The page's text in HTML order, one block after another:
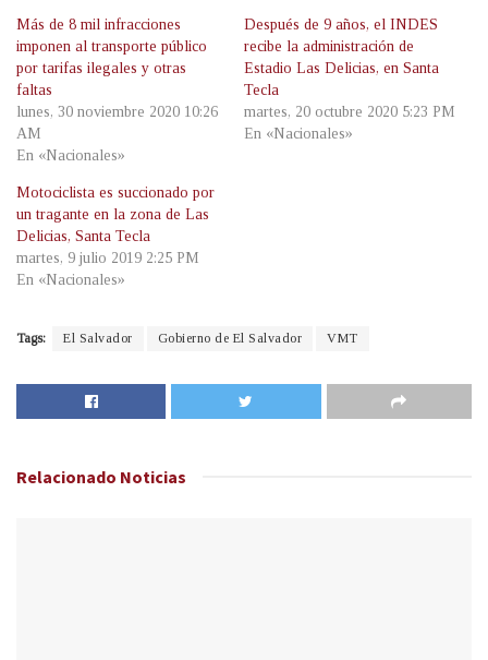
Más de 8 mil infracciones
imponen al transporte público
por tarifas ilegales y otras
faltas
lunes, 30 noviembre 2020 10:26
AM
En «Nacionales»
Después de 9 años, el INDES
recibe la administración de
Estadio Las Delicias, en Santa
Tecla
martes, 20 octubre 2020 5:23 PM
En «Nacionales»
Motociclista es succionado por
un tragante en la zona de Las
Delicias, Santa Tecla
martes, 9 julio 2019 2:25 PM
En «Nacionales»
Tags: El Salvador Gobierno de El Salvador VMT
Relacionado Noticias